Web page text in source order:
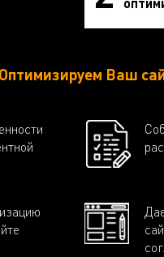
Оптимизируем Ваш